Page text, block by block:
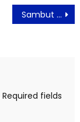
Sambut Lebaran Informa Tawarkan Program Jalin Silahturahmi Dalam Jarak
Required fields